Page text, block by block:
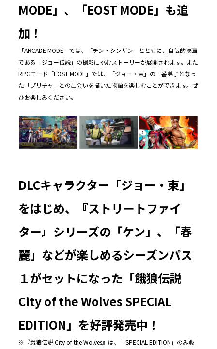
MODE 」、「EOST MODE 」も追
加！
「ARCADE MODE」では、「チン・シンザン」とともに、自伝的映画
である「ジョー伝説」の撮影に挑むストーリーが展開されます。また
RPGモード「EOST MODE」では、「ジョー・東」の一番弟子となっ
た「プリチャ」との出会いを描いた物語を楽しむことができます。ぜ
ひお楽しみください。
DLCキャラクター「ジョー・東」
をはじめ、『ストリートファイ
ター』シリーズの「ケン」、「春
麗」などが楽しめるシーズンパス
１がセットになった「餓狼伝説
City of the Wolves SPECIAL
EDITION」を好評発売中！
※『餓狼伝説 City of the Wolves』は、「SPECIAL EDITION」のみ販